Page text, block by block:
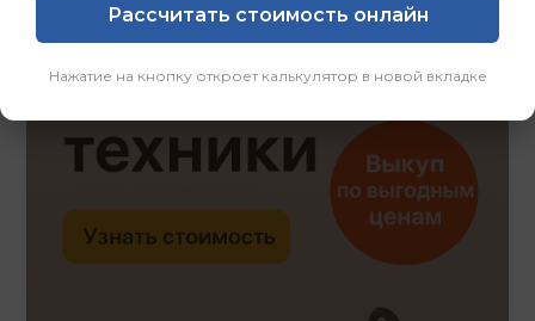
Рассчитать стоимость онлайн
Нажатие на кнопку откроет калькулятор в новой вкладке